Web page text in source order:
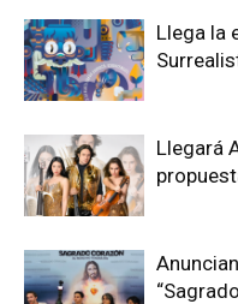
Llega la
Llegará